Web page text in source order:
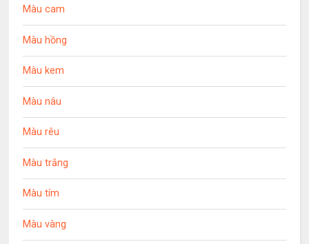
Màu cam
Màu hồng
Màu kem
Màu nâu
Màu rêu
Màu trắng
Màu tím
Màu vàng